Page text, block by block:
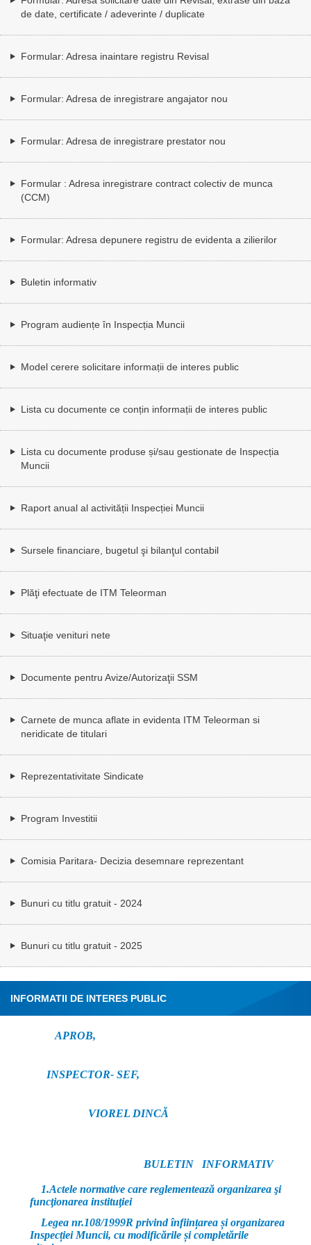
de date, certificate / adeverinte / duplicate
Formular: Adresa inaintare registru Revisal
Formular: Adresa de inregistrare angajator nou
Formular: Adresa de inregistrare prestator nou
Formular : Adresa inregistrare contract colectiv de munca
(CCM)
Formular: Adresa depunere registru de evidenta a zilierilor
Buletin informativ
Program audiențe în Inspecția Muncii
Model cerere solicitare informații de interes public
Lista cu documente ce conțin informații de interes public
Lista cu documente produse și/sau gestionate de Inspecția
Muncii
Raport anual al activității Inspecției Muncii
Sursele financiare, bugetul şi bilanţul contabil
Plăţi efectuate de ITM Teleorman
Situaţie venituri nete
Documente pentru Avize/Autorizaţii SSM
Carnete de munca aflate in evidenta ITM Teleorman si
neridicate de titulari
Reprezentativitate Sindicate
Program Investitii
Comisia Paritara- Decizia desemnare reprezentant
Bunuri cu titlu gratuit - 2024
Bunuri cu titlu gratuit - 2025
INFORMATII DE INTERES PUBLIC
APROB,
INSPECTOR- SEF,
VIOREL DINCĂ
BULETIN INFORMATIV
1.Actele normative care reglementează organizarea şi
funcţionarea instituţiei
Legea nr.108/1999R privind înființarea și organizarea
Inspecției Muncii, cu modificările și completările